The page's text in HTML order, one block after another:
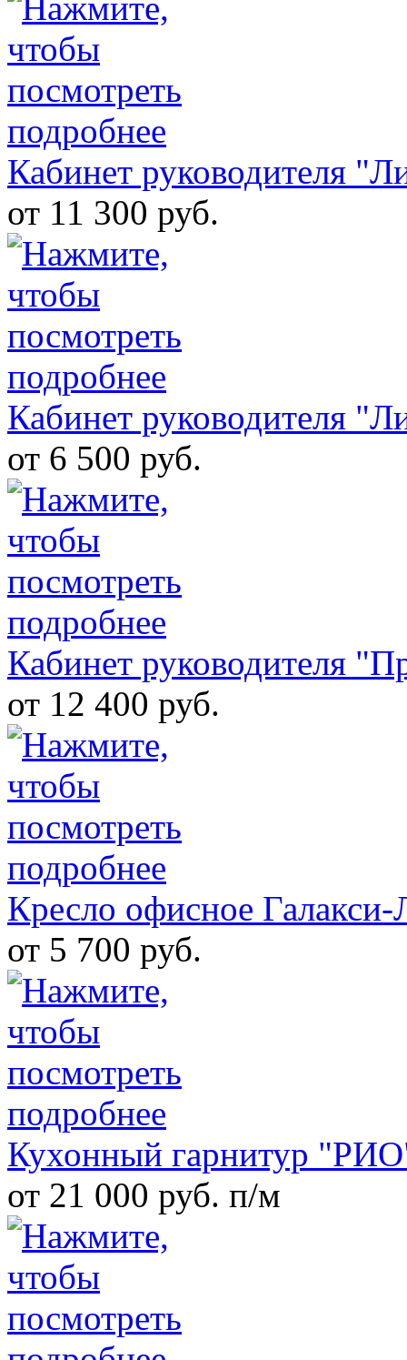
Кабинет руководителя
от 11 300 руб.
Кабинет руководителя
от 6 500 руб.
Кабинет руководителя
от 12 400 руб.
Кресло офисное Галакси-
от 5 700 руб.
Кухонный гарнитур
от 21 000 руб. п/м